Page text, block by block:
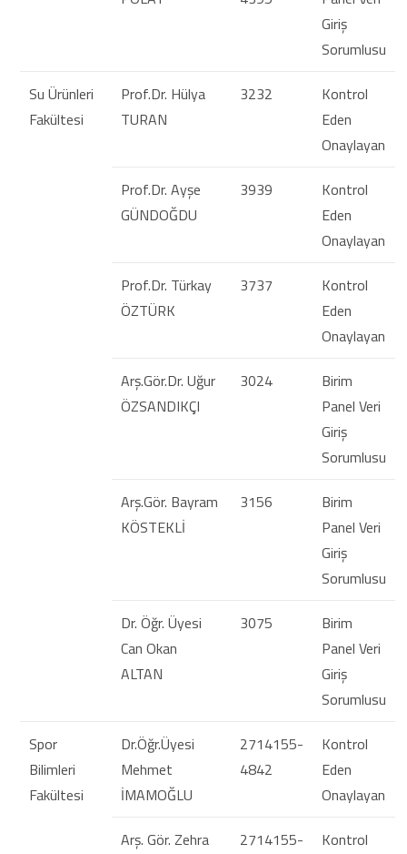
Giriş
Sorumlusu
Su Ürünleri
Fakültesi
Prof.Dr. Hülya
TURAN
3232
Kontrol
Eden
Onaylayan
Prof.Dr. Ayşe
GÜNDOĞDU
3939
Kontrol
Eden
Onaylayan
Prof.Dr. Türkay
ÖZTÜRK
3737
Kontrol
Eden
Onaylayan
Arş.Gör.Dr. Uğur
ÖZSANDIKÇI
3024
Birim
Panel Veri
Giriş
Sorumlusu
Arş.Gör. Bayram
KÖSTEKLİ
3156
Birim
Panel Veri
Giriş
Sorumlusu
Dr. Öğr. Üyesi
Can Okan
ALTAN
3075
Birim
Panel Veri
Giriş
Sorumlusu
Spor
Bilimleri
Fakültesi
Dr.Öğr.Üyesi
Mehmet
İMAMOĞLU
2714155-
4842
Kontrol
Eden
Onaylayan
Arş. Gör. Zehra
2714155-
Kontrol